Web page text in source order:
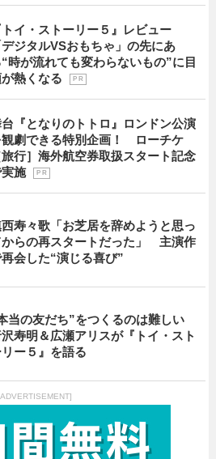
トイ・ストーリー５』レビュー
デジタルVSおもちゃ」の先にあ
時が流れても変わらないもの”に目
熱くなる
P R
『となりのトトロ』ロンドン公演
観劇できる特別企画！ ローチケ
旅行］海外航空券取扱スタート記念
施
P R
寿々歌「お芝居を辞めようと思っ
からの再スタートだった」 主演作
会した“演じる喜び”
当の友だち”をつくるのは難しい
寿明＆広瀬アリスが『トイ・スト
ー５』を語る